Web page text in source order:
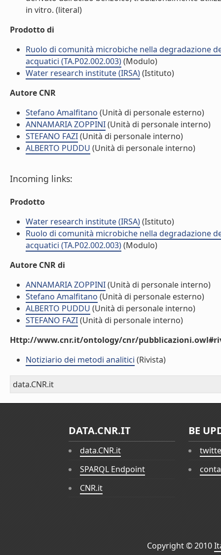
in vitro. (literal)
Prodotto di
Ruolo di comunità microbiche nella degradazione
acquatici (TA.P02.002.003)(Modulo)
Water research institute (IRSA)(Istituto)
Autore CNR
Stefano Amalfitano (Unità di personale esterno)
ANNAMARIA ZOPPINI(Unità di personale interno)
STEFANO FAZI(Unità di personale interno)
ALBERTO PUDDU (Unità di personale interno)
Incoming links:
Prodotto
Water research institute (IRSA)(Istituto)
Ruolo di comunità microbiche nella degradazione
acquatici (TA.P02.002.003)(Modulo)
Autore CNR di
ANNAMARIA ZOPPINI(Unità di personale interno)
Stefano Amalfitano (Unità di personale esterno)
ALBERTO PUDDU (Unità di personale interno)
STEFANO FAZI(Unità di personale interno)
Http://www.cnr.it/ontology/cnr/
Notiziario dei metodi analitici (Rivista)
data.CNR.it
DATA.CNR.IT
data.CNR.it
SPARQL Endpoint
CNR.it
BE
Copyright © 2010